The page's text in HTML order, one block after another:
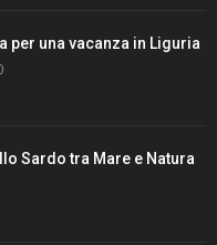
per una vacanza in Liguria
Sardo tra Mare e Natura